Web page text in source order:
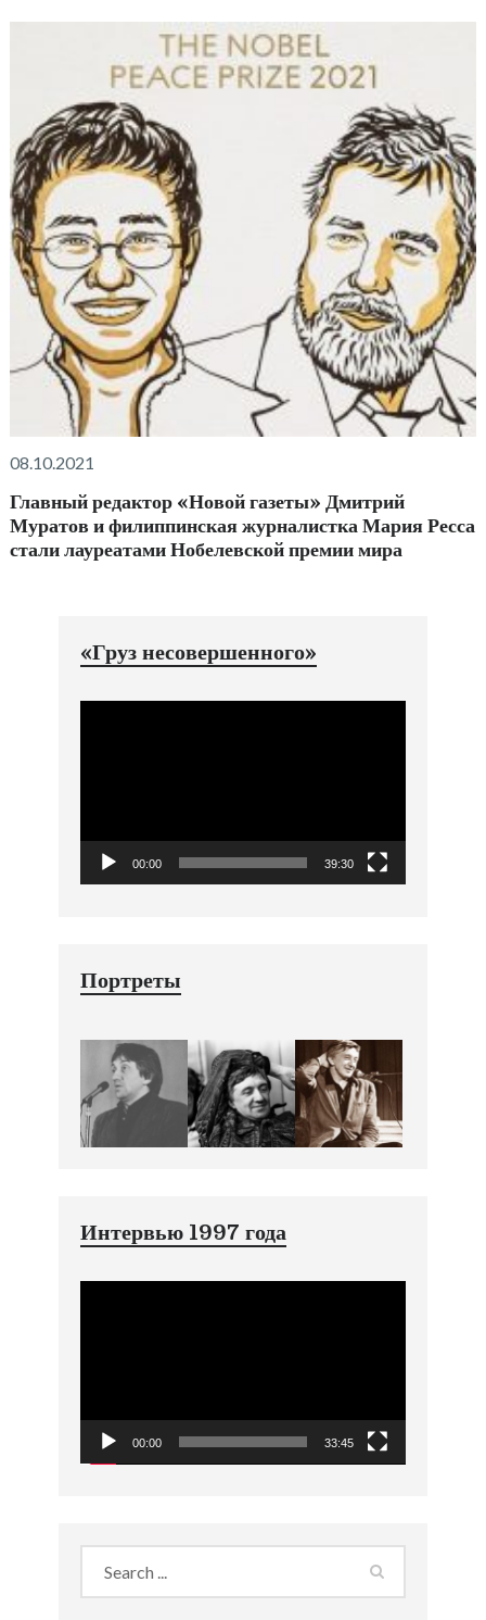
08.10.2021
Главный редактор «Новой газеты» Дмитрий
Муратов и филиппинская журналистка Мария Ресса
стали лауреатами Нобелевской премии мира
«Груз несовершенного»
00:00 39:30
Портреты
Интервью 1997 года
00:00 33:45